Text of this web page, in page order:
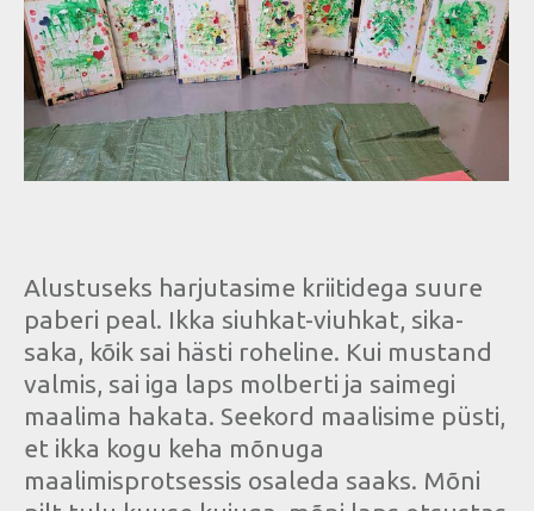
Alustuseks harjutasime kriitidega suure
paberi peal. Ikka siuhkat-viuhkat, sika-
saka, kõik sai hästi roheline. Kui mustand
valmis, sai iga laps molberti ja saimegi
maalima hakata. Seekord maalisime püsti,
et ikka kogu keha mõnuga
maalimisprotsessis osaleda saaks. Mõni